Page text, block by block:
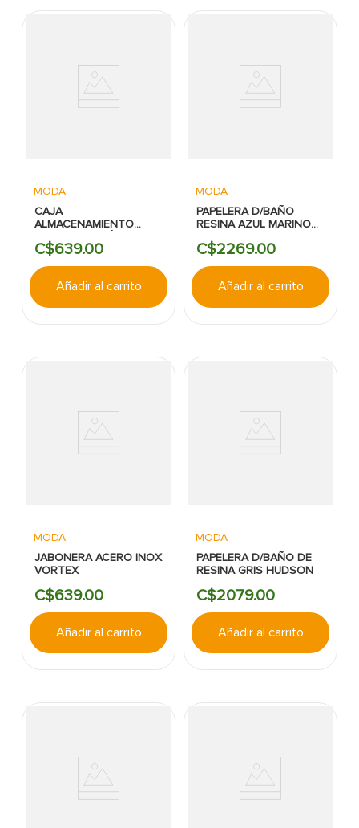
MODA
CAJA
ALMACENAMIENTO
BLANCO N&T
C$639.00
Añadir al carrito
MODA
PAPELERA D/BAÑO
RESINA AZUL MARINO
C$2269.00
Añadir al carrito
MODA
JABONERA ACERO INOX
VORTEX
C$639.00
Añadir al carrito
MODA
PAPELERA D/BAÑO DE
RESINA GRIS HUDSON
C$2079.00
Añadir al carrito